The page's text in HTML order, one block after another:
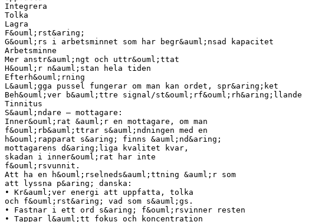
Integrera
Tolka
Lagra
F&ouml;rst&aring;
G&ouml;rs i arbetsminnet som har begr&auml;nsad kapacitet
Arbetsminne
Mer anstr&auml;ngt och uttr&ouml;ttat
H&ouml;r n&auml;stan hela tiden
Efterh&ouml;rning
L&auml;gga pussel fungerar om man kan ordet, spr&aring;ket
Beh&ouml;ver b&auml;ttre signal/st&ouml;rf&ouml;rh&aring;llande
Tinnitus
S&auml;ndare – mottagare:
Inner&ouml;rat &auml;r en mottagare, om man
f&ouml;rb&auml;ttrar s&auml;ndningen med en
h&ouml;rapparat s&aring; finns &auml;nd&aring;
mottagarens d&aring;liga kvalitet kvar,
skadan i inner&ouml;rat har inte
f&ouml;rsvunnit.
Att ha en h&ouml;rselneds&auml;ttning &auml;r som
att lyssna p&aring; danska:
• Kr&auml;ver energi att uppfatta, tolka
och f&ouml;rst&aring; vad som s&auml;gs.
• Fastnar i ett ord s&aring; f&ouml;rsvinner resten
• Tappar l&auml;tt fokus och koncentration